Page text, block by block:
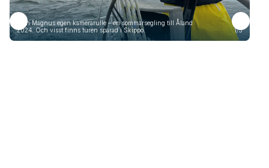
Från Magnus egen kamerarulle – en sommarsegling till Åland
2024. Och visst finns turen sparad i Skippo.
1/5